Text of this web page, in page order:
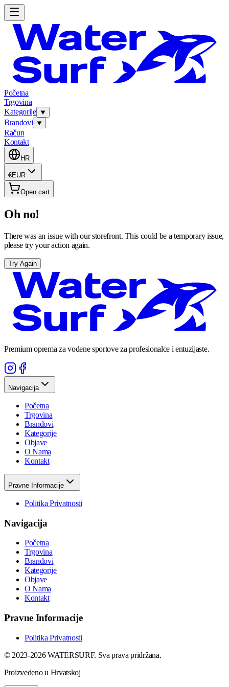
Početna
Trgovina
Kategorije
Brandovi
Račun
Kontakt
HR
€EUR
Open cart
Oh no!
There was an issue with our storefront. This could be a temporary issue,
please try your action again.
Try Again
Premium oprema za vodene sportove za profesionalce i entuzijaste.
Navigacija
Početna
Trgovina
Brandovi
Kategorije
Objave
O Nama
Kontakt
Pravne Informacije
Politika Privatnosti
Navigacija
Početna
Trgovina
Brandovi
Kategorije
Objave
O Nama
Kontakt
Pravne Informacije
Politika Privatnosti
© 2023-2026 WATERSURF. Sva prava pridržana.
Proizvedeno u Hrvatskoj